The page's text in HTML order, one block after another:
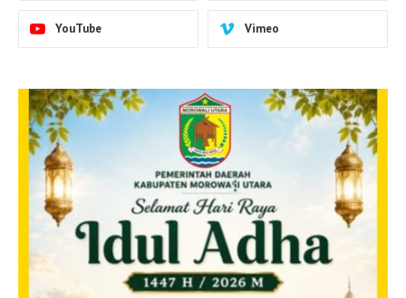
YouTube Vimeo